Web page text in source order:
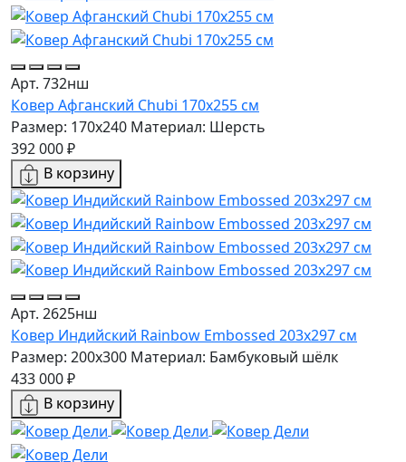
Арт. 732нш
Ковер Афганский Chubi 170x255 см
Размер: 170x240 Материал: Шерсть
392 000 ₽
В корзину
Арт. 2625нш
Ковер Индийский Rainbow Embossed 203x297 см
Размер: 200x300 Материал: Бамбуковый шёлк
433 000 ₽
В корзину